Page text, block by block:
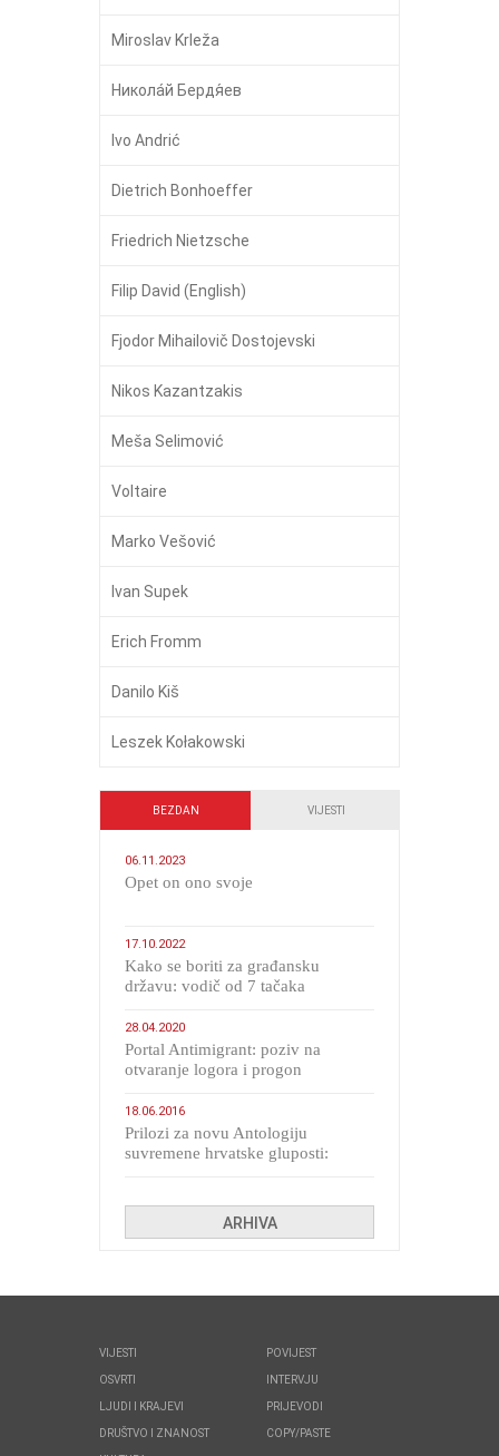
Miroslav Krleža
Никола́й Бердя́ев
Ivo Andrić
Dietrich Bonhoeffer
Friedrich Nietzsche
Filip David (English)
Fjodor Mihailovič Dostojevski
Nikos Kazantzakis
Meša Selimović
Voltaire
Marko Vešović
Ivan Supek
Erich Fromm
Danilo Kiš
Leszek Kołakowski
BEZDAN VIJESTI
06.11.2023
​Opet on ono svoje
17.10.2022
Kako se boriti za građansku
državu: vodič od 7 tačaka
28.04.2020
Portal Antimigrant: poziv na
otvaranje logora i progon
18.06.2016
Prilozi za novu Antologiju
suvremene hrvatske gluposti:
ARHIVA
VIJESTI
OSVRTI
LJUDI I KRAJEVI
DRUŠTVO I ZNANOST
POVIJEST
INTERVJU
PRIJEVODI
COPY/PASTE